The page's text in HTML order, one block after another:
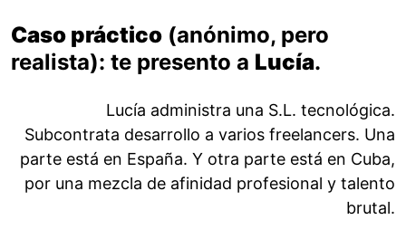
Caso práctico (anónimo, pero
realista): te presento a Lucía.
Lucía administra una S.L. tecnológica.
Subcontrata desarrollo a varios freelancers. Una
parte está en España. Y otra parte está en Cuba,
por una mezcla de afinidad profesional y talento
brutal.